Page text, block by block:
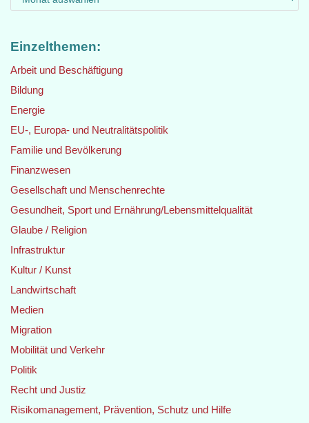
Einzelthemen:
Arbeit und Beschäftigung
Bildung
Energie
EU-, Europa- und Neutralitätspolitik
Familie und Bevölkerung
Finanzwesen
Gesellschaft und Menschenrechte
Gesundheit, Sport und Ernährung/Lebensmittelqualität
Glaube / Religion
Infrastruktur
Kultur / Kunst
Landwirtschaft
Medien
Migration
Mobilität und Verkehr
Politik
Recht und Justiz
Risikomanagement, Prävention, Schutz und Hilfe